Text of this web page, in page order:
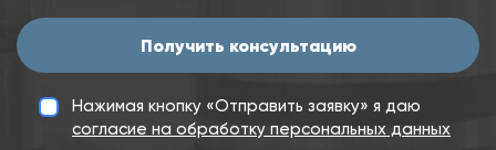
Получить консультацию
Нажимая кнопку «Отправить заявку» я даю
согласие на обработку персональных данных